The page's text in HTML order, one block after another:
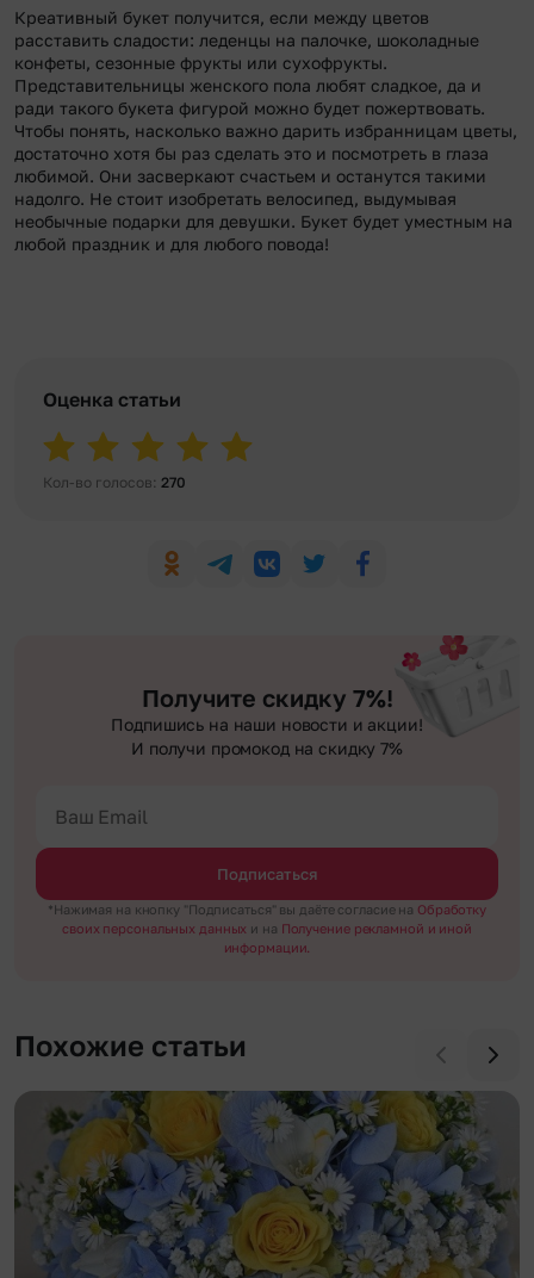
Креативный букет получится, если между цветов
расставить сладости: леденцы на палочке, шоколадные
конфеты, сезонные фрукты или сухофрукты.
Представительницы женского пола любят сладкое, да и
ради такого букета фигурой можно будет пожертвовать.
Чтобы понять, насколько важно дарить избранницам цветы,
достаточно хотя бы раз сделать это и посмотреть в глаза
любимой. Они засверкают счастьем и останутся такими
надолго. Не стоит изобретать велосипед, выдумывая
необычные подарки для девушки. Букет будет уместным на
любой праздник и для любого повода!
Оценка статьи
Кол-во голосов: 270
Получите скидку 7%!
Подпишись на наши новости и акции!
И получи промокод на скидку 7%
Подписаться
*Нажимая на кнопку "Подписаться" вы даёте согласие на Обработку
своих персональных данных и на Получение рекламной и иной
информации.
Похожие статьи